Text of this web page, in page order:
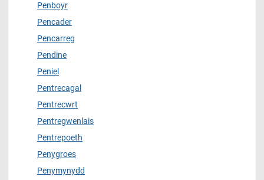
Penboyr
Pencader
Pencarreg
Pendine
Peniel
Pentrecagal
Pentrecwrt
Pentregwenlais
Pentrepoeth
Penygroes
Penymynydd